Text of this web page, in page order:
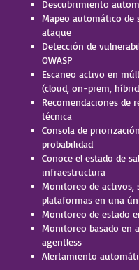
Descubrimiento
Mapeo automático de
ataque
Detección de
OWASP
Escaneo activo en
(cloud, on-prem,
Recomendaciones de
técnica
Consola de
probabilidad
Conoce el estado de
infraestructura
Monitoreo de activos,
plataformas en una
Monitoreo de estado
Monitoreo basado en
agentless
Alertamiento